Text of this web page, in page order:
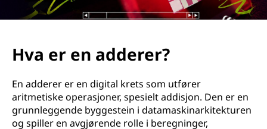
r
Hva er en adderer?
En adderer er en digital krets som utfører
aritmetiske operasjoner, spesielt addisjon. Den er en
grunnleggende byggestein i datamaskinarkitekturen
og spiller en avgjørende rolle i beregninger,